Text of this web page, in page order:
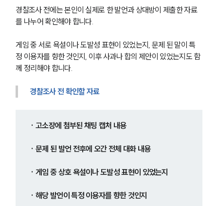
그룹소개
경찰조사 전에는 본인이 실제로 한 발언과 상대방이 제출한 자료
를 나누어 확인해야 합니다.
게임 중 서로 욕설이나 도발성 표현이 있었는지, 문제 된 말이 특
정 이용자를 향한 것인지, 이후 사과나 합의 제안이 있었는지도 함
께 정리해야 합니다.
경찰조사 전 확인할 자료
· 고소장에 첨부된 채팅 캡처 내용
· 문제 된 발언 전후에 오간 전체 대화 내용
· 게임 중 상호 욕설이나 도발성 표현이 있었는지
· 해당 발언이 특정 이용자를 향한 것인지